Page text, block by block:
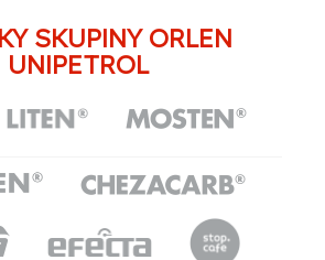
SKUPINY ORLEN
UNIPETROL